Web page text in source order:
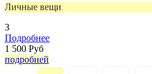
Личные вещи
3
Подробнее
1 500 Руб
подробней